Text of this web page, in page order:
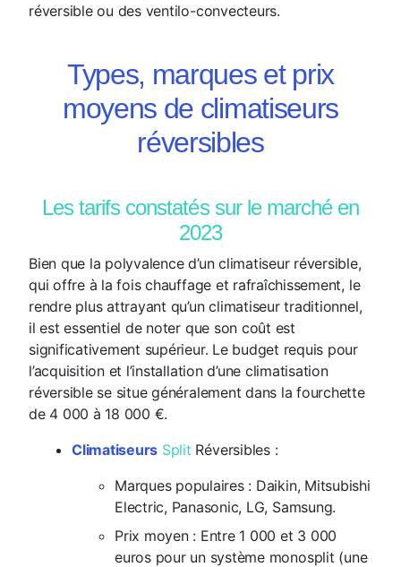
réversible ou des ventilo-convecteurs.
Types, marques et prix
moyens de climatiseurs
réversibles
Les tarifs constatés sur le marché en
2023
Bien que la polyvalence d’un climatiseur réversible,
qui offre à la fois chauffage et rafraîchissement, le
rendre plus attrayant qu’un climatiseur traditionnel,
il est essentiel de noter que son coût est
significativement supérieur. Le budget requis pour
l’acquisition et l’installation d’une climatisation
réversible se situe généralement dans la fourchette
de 4 000 à 18 000 €.
Climatiseurs Split Réversibles :
Marques populaires: Daikin, Mitsubishi
Electric, Panasonic, LG, Samsung.
Prix moyen: Entre 1 000 et 3 000
euros pour un système monosplit (une